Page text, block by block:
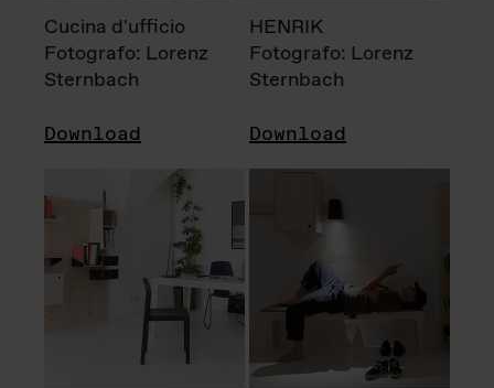
Cucina d'ufficio
Fotografo: Lorenz
Sternbach
Download
HENRIK
Fotografo: Lorenz
Sternbach
Download